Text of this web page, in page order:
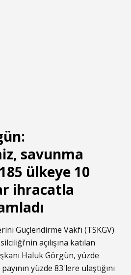
savunma
ülkeye 10
ihracatla
Güçlendirme Vakfı (TSKGV)
açılışına katılan
Haluk Görgün, yüzde
yüzde 83'lere ulaştığını